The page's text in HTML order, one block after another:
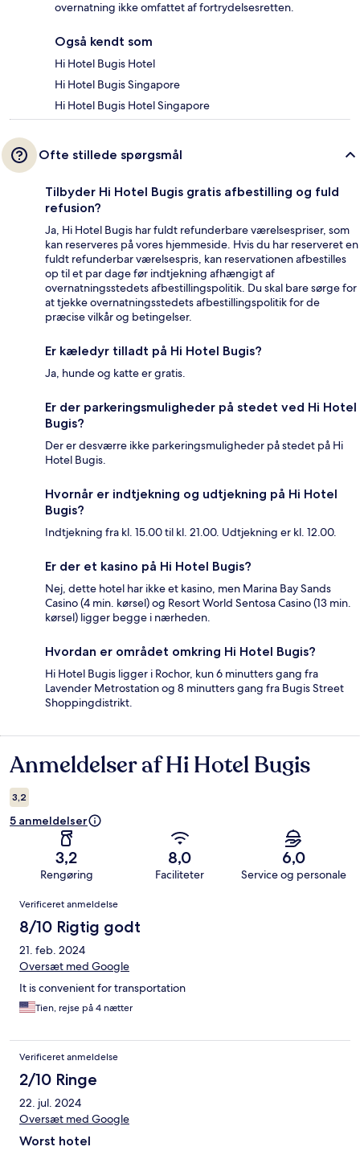
overnatning ikke omfattet af fortrydelsesretten.
Også kendt som
Hi Hotel Bugis Hotel
Hi Hotel Bugis Singapore
Hi Hotel Bugis Hotel Singapore
Ofte stillede spørgsmål
Tilbyder Hi Hotel Bugis gratis afbestilling og fuld
refusion?
Ja, Hi Hotel Bugis har fuldt refunderbare værelsespriser, som
kan reserveres på vores hjemmeside. Hvis du har reserveret en
fuldt refunderbar værelsespris, kan reservationen afbestilles
op til et par dage før indtjekning afhængigt af
overnatningsstedets afbestillingspolitik. Du skal bare sørge for
at tjekke overnatningsstedets afbestillingspolitik for de
præcise vilkår og betingelser.
Er kæledyr tilladt på Hi Hotel Bugis?
Ja, hunde og katte er gratis.
Er der parkeringsmuligheder på stedet ved Hi Hotel
Bugis?
Der er desværre ikke parkeringsmuligheder på stedet på Hi
Hotel Bugis.
Hvornår er indtjekning og udtjekning på Hi Hotel
Bugis?
Indtjekning fra kl. 15.00 til kl. 21.00. Udtjekning er kl. 12.00.
Er der et kasino på Hi Hotel Bugis?
Nej, dette hotel har ikke et kasino, men Marina Bay Sands
Casino (4 min. kørsel) og Resort World Sentosa Casino (13 min.
kørsel) ligger begge i nærheden.
Hvordan er området omkring Hi Hotel Bugis?
Hi Hotel Bugis ligger i Rochor, kun 6 minutters gang fra
Lavender Metrostation og 8 minutters gang fra Bugis Street
Shoppingdistrikt.
Anmeldelser
Anmeldelser af Hi Hotel Bugis
3,2
5 anmeldelser
3,2
Rengøring
8,0
Faciliteter
6,0
Service og personale
Anmeldelser
Verificeret anmeldelse
8/10 Rigtig godt
21. feb. 2024
Oversæt med Google
It is convenient for transportation
Tien, rejse på 4 nætter
Verificeret anmeldelse
2/10 Ringe
22. jul. 2024
Oversæt med Google
Worst hotel